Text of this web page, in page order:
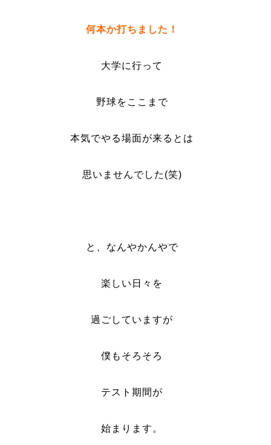
何本か打ちました！
大学に行って
野球をここまで
本気でやる場面が来るとは
思いませんでした(笑)
と、なんやかんやで
楽しい日々を
過ごしていますが
僕もそろそろ
テスト期間が
始まります。